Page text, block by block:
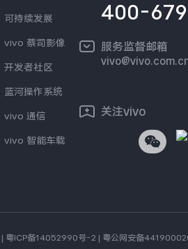
可持续发展
vivo 蔡司影像
开发者社区
蓝河操作系统
vivo 通信
vivo 智能车载
400-
服务监督邮箱
关注vivo
| 粤ICP备14052990号-2 | 粤公网安备